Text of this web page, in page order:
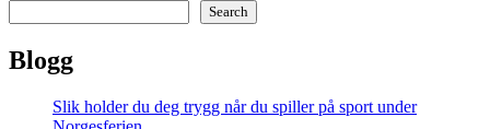
Search
Blogg
Slik holder du deg trygg når du spiller på sport under